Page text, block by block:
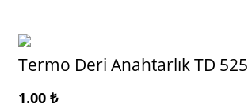
Termo Deri Anahtarlık TD 525
1.00 ₺